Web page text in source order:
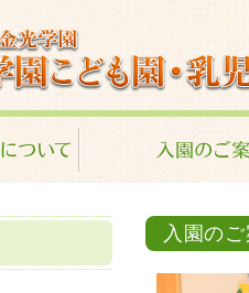
も園･乳児保育園
入園のご